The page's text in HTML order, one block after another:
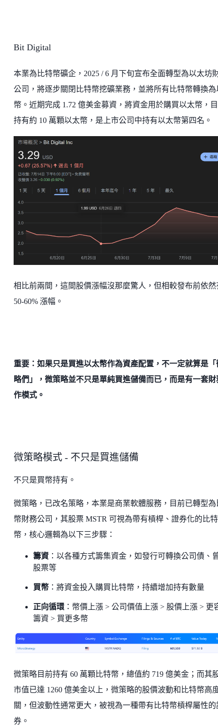
Bit Digital
本業為比特幣礦企，2025 / 6 月下旬宣布全面轉型為以太坊
公司，將逐步關閉比特幣挖礦業務，並將所有比特幣轉換為
幣。近期完成 1.72 億美金募資，將資金用於購買以太幣，
持有約 10 萬顆以太幣，是上市公司中持有以太幣第四名。
相比前兩間，這間股價漲幅沒那麼驚人，但相較發布前依然
50-60% 漲幅。
重要：如果只是買進以太幣作為資產配置，不一定就算是「
略們」，微策略並不只是單純買進儲備而已，而是有一套財
作模式。
微策略模式 - 不只是買進儲備
不只是買幣持有。
微策略，已改名策略，本業是商業軟體服務，目前已轉型為
幣財務公司，其股票 MSTR 可視為帶有槓桿、證券化的比特
幣，核心邏輯為以下三步驟：
籌資：以各種方式籌集資金，如發行可轉換公司債、
股票等
買幣 ：將資金投入購買比特幣，持續增加持有數量
正向循環 ：幣價上漲 > 公司價值上漲 > 股價上漲 > 更
籌資 > 買更多幣
微策略目前持有 60 萬顆比特幣，總值約 719 億美金；而其
市值已達 1260 億美金以上，微策略的股價波動和比特幣高
關，但波動性通常更大，被視為一種帶有比特幣槓桿屬性的
券。